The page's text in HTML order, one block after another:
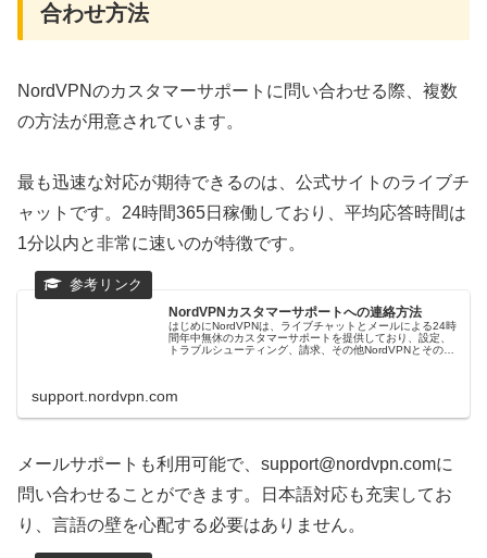
合わせ方法
NordVPNのカスタマーサポートに問い合わせる際、複数
の方法が用意されています。
最も迅速な対応が期待できるのは、公式サイトのライブチ
ャットです。24時間365日稼働しており、平均応答時間は
1分以内と非常に速いのが特徴です。
NordVPNカスタマーサポートへの連絡方法
はじめにNordVPNは、ライブチャットとメールによる24時
間年中無休のカスタマーサポートを提供しており、設定、
トラブルシューティング、請求、その他NordVPNとそのサ
support.nordvpn.com
メールサポートも利用可能で、support@nordvpn.comに
問い合わせることができます。日本語対応も充実してお
り、言語の壁を心配する必要はありません。